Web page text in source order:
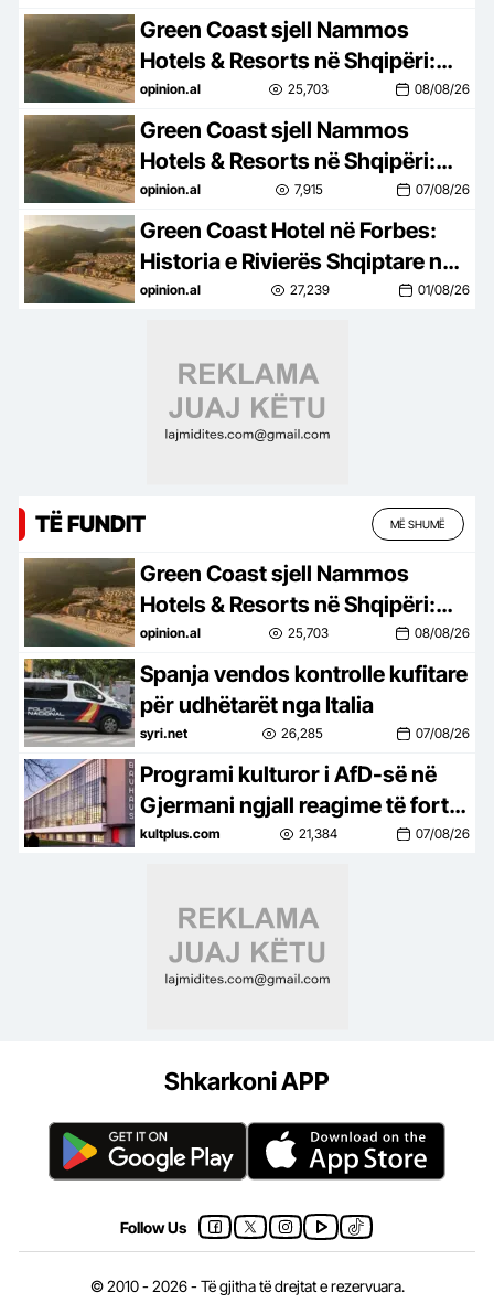
Green Coast sjell Nammos
Hotels & Resorts në Shqipëri:
Destinacion i ri lifestyle
opinion.al 25,703 08/08/26
Green Coast sjell Nammos
Hotels & Resorts në Shqipëri:
Destinacion i ri lifestyle
opinion.al 7,915 07/08/26
Green Coast Hotel në Forbes:
Historia e Rivierës Shqiptare në
skenën ndërkombëtare
opinion.al 27,239 01/08/26
TË FUNDIT MË SHUMË
Green Coast sjell Nammos
Hotels & Resorts në Shqipëri:
Destinacion i ri lifestyle
opinion.al 25,703 08/08/26
Spanja vendos kontrolle kufitare
për udhëtarët nga Italia
syri.net 26,285 07/08/26
Programi kulturor i AfD-së në
Gjermani ngjall reagime të forta
në botën e artit
kultplus.com 21,384 07/08/26
Shkarkoni APP
Follow Us
© 2010 - 2026 - Të gjitha të drejtat e rezervuara.